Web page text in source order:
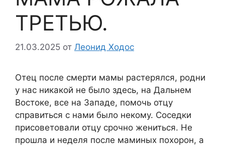
ТРЕТЬЮ.
21.03.2025 от Леонид Ходос
Отец после смерти мамы растерялся, родни
у нас никакой не было здесь, на Дальнем
Востоке, все на Западе, помочь отцу
справиться с нами было некому. Соседки
присоветовали отцу срочно жениться. Не
прошла и неделя после маминых похорон, а